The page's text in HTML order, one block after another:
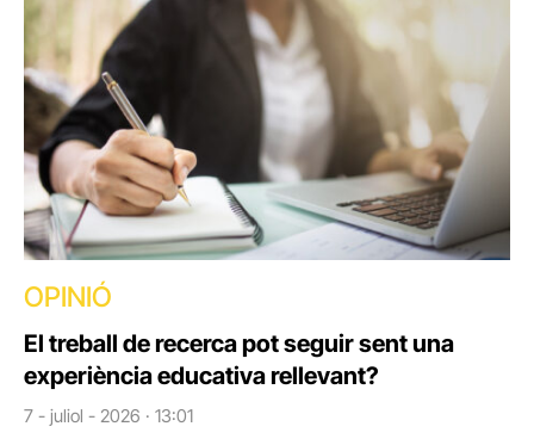
OPINIÓ
El treball de recerca pot seguir sent una
experiència educativa rellevant?
7 - juliol - 2026 · 13:01